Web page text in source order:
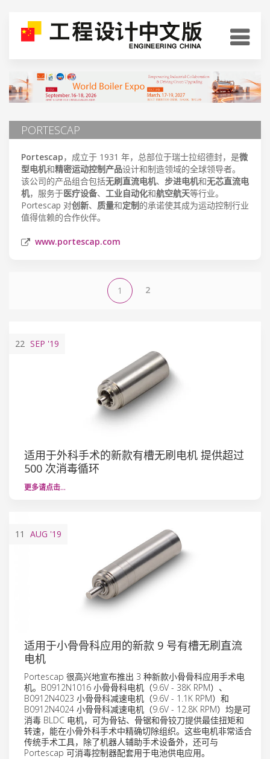
PORTESCAP
Portescap，成立于 1931 年，总部位于瑞士拉绍德封，是微
型电机和精密运动控制产品设计和制造领域的全球领导者。
该公司的产品组合包括无刷直流电机、 步进电机和无芯直流电
机，服务于医疗设备、 工业自动化和航空航天等行业。
Portescap 对创新、 质量和定制的承诺使其成为运动控制行业
值得信赖的合作伙伴。
www.portescap.com
1 2
22 SEP '19
适用于外科手术的新款有槽无刷电机 提供超过
500 次消毒循环
更多请点击…
11 AUG '19
适用于小骨骨科应用的新款 9 号有槽无刷直流
电机
Portescap 很高兴地宣布推出 3 种新款小骨骨科应用手术电
机。B0912N1016 小骨骨科电机（9.6V - 38K RPM）、
B0912N4023 小骨骨科减速电机（9.6V - 1.1K RPM）和
B0912N4024 小骨骨科减速电机（9.6V - 12.8K RPM）均是可
消毒 BLDC 电机，可为骨钻、骨锯和骨铰刀提供最佳扭矩和
转速，能在小骨外科手术中精确切除组织。这些电机非常适合
传统手术工具，除了机器人辅助手术设备外，还可与
Portescap 可消毒控制器配套用于电池供电应用。